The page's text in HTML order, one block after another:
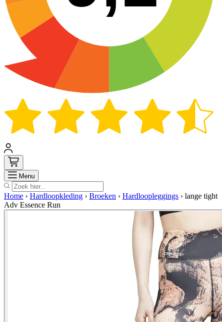
Menu Zoek
Home › Hardloopkleding › Broeken › Hardloopleggings › lange tight
Adv Essence Run